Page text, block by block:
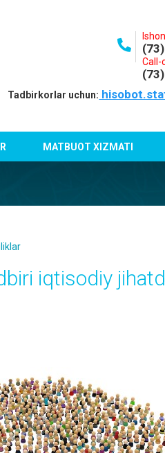
Call-
Tadbirkorlar uchun:
MATBUOT XIZMATI
iqtisodiy